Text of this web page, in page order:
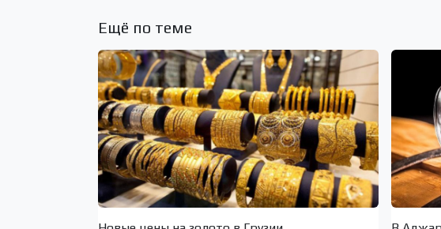
Ещё по теме